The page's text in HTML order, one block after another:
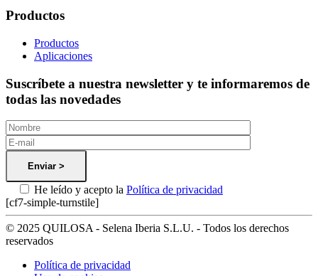
Productos
Productos
Aplicaciones
Suscríbete a nuestra newsletter y te informaremos de
todas las novedades
He leído y acepto la Política de privacidad
[cf7-simple-turnstile]
© 2025 QUILOSA - Selena Iberia S.L.U. - Todos los derechos
reservados
Política de privacidad